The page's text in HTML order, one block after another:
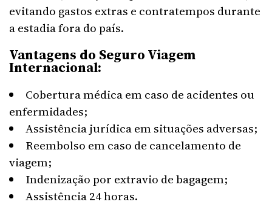
evitando gastos extras e contratempos durante
a estadia fora do país.
Vantagens do Seguro Viagem
Internacional:
Cobertura médica em caso de acidentes ou
enfermidades;
Assistência jurídica em situações adversas;
Reembolso em caso de cancelamento de
viagem;
Indenização por extravio de bagagem;
Assistência 24 horas.